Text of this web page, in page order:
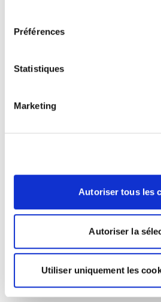
Préférences
Statistiques
Marketing
Autoriser tous les
Autoriser la
Utiliser uniquement les